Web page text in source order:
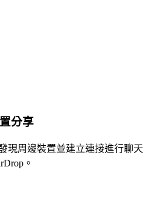
分享
現周邊裝置並建立連接進行聊天
。